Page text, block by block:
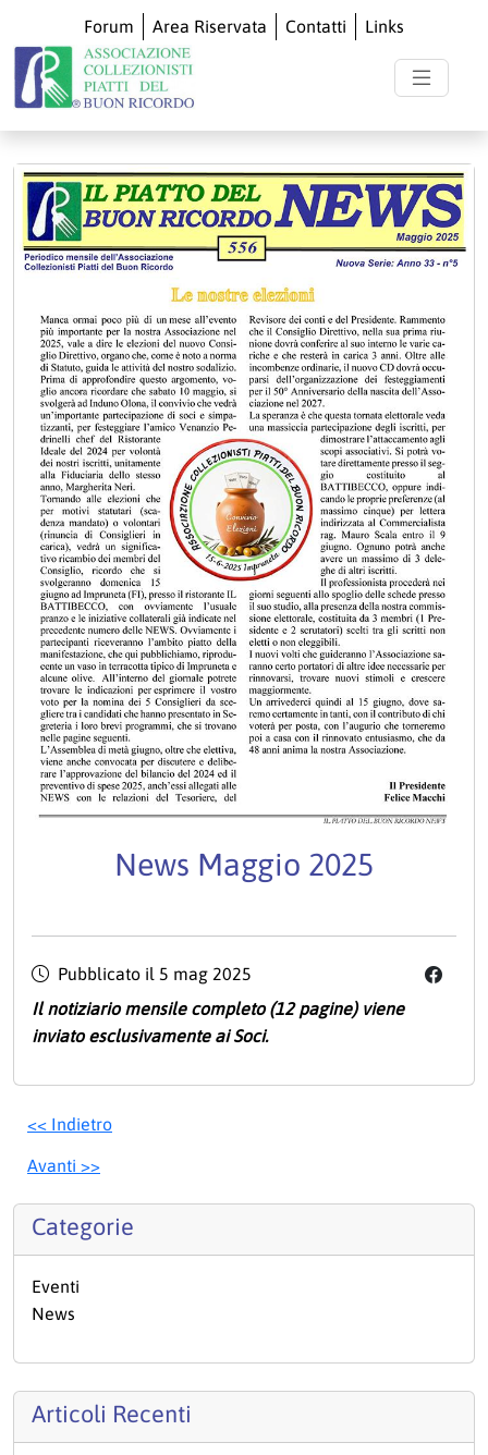
Forum Area Riservata Contatti Links
News Maggio 2025
Pubblicato il 5 mag 2025
Il notiziario mensile completo (12 pagine) viene
inviato esclusivamente ai Soci.
<< Indietro
Avanti >>
Categorie
Eventi
News
Articoli Recenti